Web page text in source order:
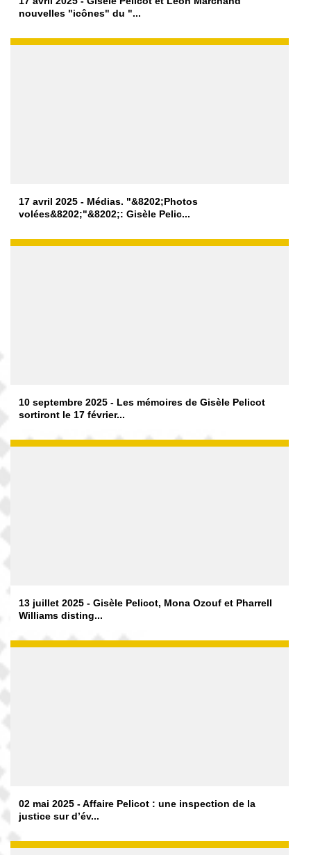
nouvelles "icônes" du "...
17 avril 2025 - Médias. "&8202;Photos
volées&8202;"&8202;: Gisèle Pelic...
10 septembre 2025 - Les mémoires de Gisèle Pelicot
sortiront le 17 février...
13 juillet 2025 - Gisèle Pelicot, Mona Ozouf et Pharrell
Williams disting...
02 mai 2025 - Affaire Pelicot : une inspection de la
justice sur d’év...